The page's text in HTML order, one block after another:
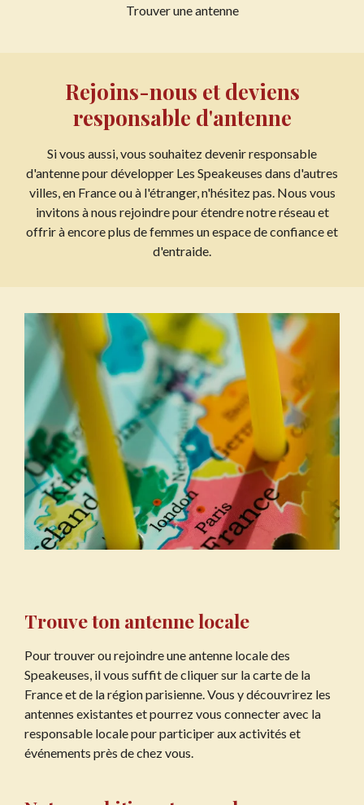
Trouver une antenne
Rejoins-nous et deviens
responsable d'antenne
Si vous aussi, vous souhaitez devenir responsable
d'antenne pour développer Les Speakeuses dans d'autres
villes, en France ou à l'étranger, n'hésitez pas. Nous vous
invitons à nous rejoindre pour étendre notre réseau et
offrir à encore plus de femmes un espace de confiance et
d'entraide.
Trouve ton antenne locale
Pour trouver ou rejoindre une antenne locale des
Speakeuses, il vous suffit de cliquer sur la carte de la
France et de la région parisienne. Vous y découvrirez les
antennes existantes et pourrez vous connecter avec la
responsable locale pour participer aux activités et
événements près de chez vous.